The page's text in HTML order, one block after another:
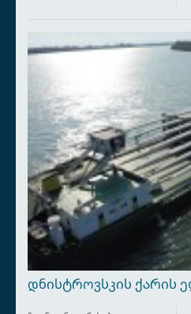
ᲓᲜᲘᲡᲢᲠᲝᲕᲡᲙᲘᲡ ᲥᲐᲠᲘᲡ